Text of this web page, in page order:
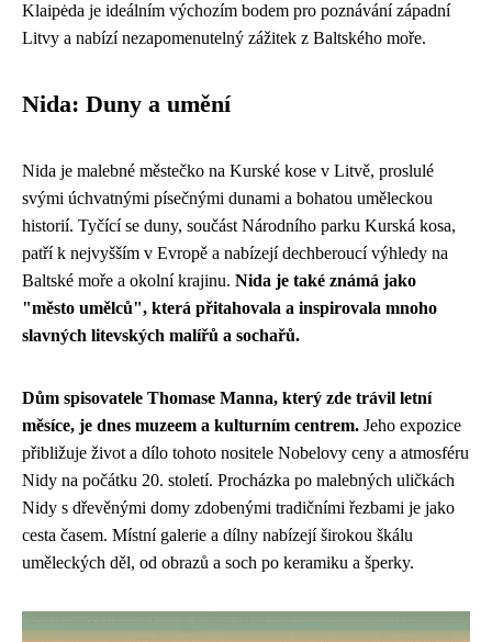
Klaipėda je ideálním výchozím bodem pro poznávání západní
Litvy a nabízí nezapomenutelný zážitek z Baltského moře.
Nida: Duny a umění
Nida je malebné městečko na Kurské kose v Litvě, proslulé
svými úchvatnými písečnými dunami a bohatou uměleckou
historií. Tyčící se duny, součást Národního parku Kurská kosa,
patří k nejvyšším v Evropě a nabízejí dechberoucí výhledy na
Baltské moře a okolní krajinu. Nida je také známá jako
"město umělců", která přitahovala a inspirovala mnoho
slavných litevských malířů a sochařů.
Dům spisovatele Thomase Manna, který zde trávil letní
měsíce, je dnes muzeem a kulturním centrem. Jeho expozice
přibližuje život a dílo tohoto nositele Nobelovy ceny a atmosféru
Nidy na počátku 20. století. Procházka po malebných uličkách
Nidy s dřevěnými domy zdobenými tradičními řezbami je jako
cesta časem. Místní galerie a dílny nabízejí širokou škálu
uměleckých děl, od obrazů a soch po keramiku a šperky.